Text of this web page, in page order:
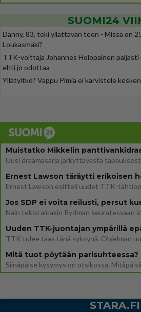
SUOMI24
Danny, 83, teki yllättävän teon - Missä on
Loukasmäki?
TTK-voittaja Johannes Holopainen
ehti jo odottaa
Yllätyitkö? Vappu Pimiä ei kärvistele
Muistatko Mikkelin
Mitä tuot pöytään parisuhteessa?
STARA.FI